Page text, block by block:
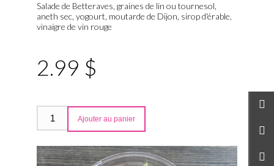
Salade de Betteraves, graines de lin ou tournesol,
aneth sec, yogourt, moutarde de Dijon, sirop d'érable,
vinaigre de vin rouge
2.99 $
Ajouter au panier